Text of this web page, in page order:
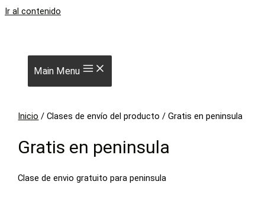
Ir al contenido
Main Menu
Inicio / Clases de envío del producto / Gratis en peninsula
Gratis en peninsula
Clase de envio gratuito para peninsula